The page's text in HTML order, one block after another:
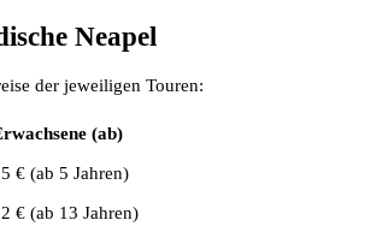
Neapel
der jeweiligen Touren:
(ab)
€ (ab 5 Jahren)
€ (ab 13 Jahren)